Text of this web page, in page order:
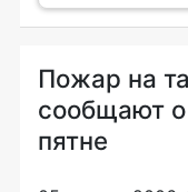
Пожар на
сообщают
пятне